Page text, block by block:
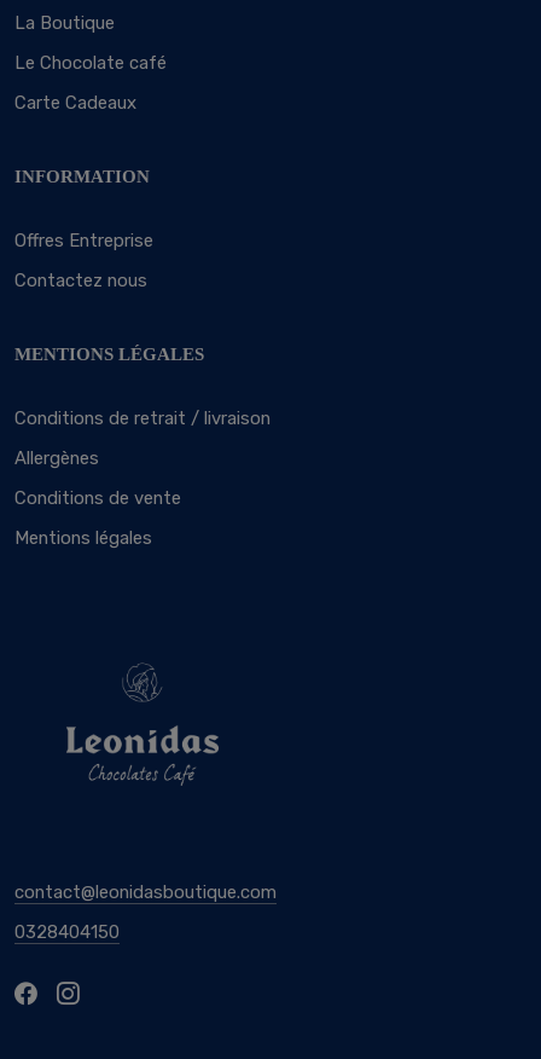
La Boutique
Le Chocolate café
Carte Cadeaux
INFORMATION
Offres Entreprise
Contactez nous
MENTIONS LÉGALES
Conditions de retrait / livraison
Allergènes
Conditions de vente
Mentions légales
contact@leonidasboutique.com
0328404150